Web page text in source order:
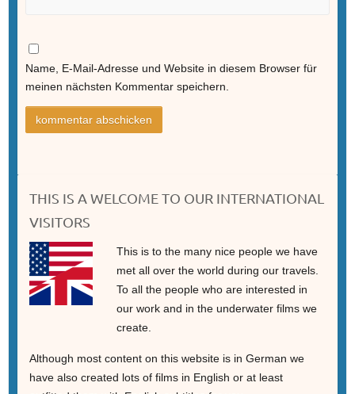
Name, E-Mail-Adresse und Website in diesem Browser für
meinen nächsten Kommentar speichern.
THIS IS A WELCOME TO OUR INTERNATIONAL
VISITORS
This is to the many nice people we have
met all over the world during our travels.
To all the people who are interested in
our work and in the underwater films we
create.
Although most content on this website is in German we
have also created lots of films in English or at least